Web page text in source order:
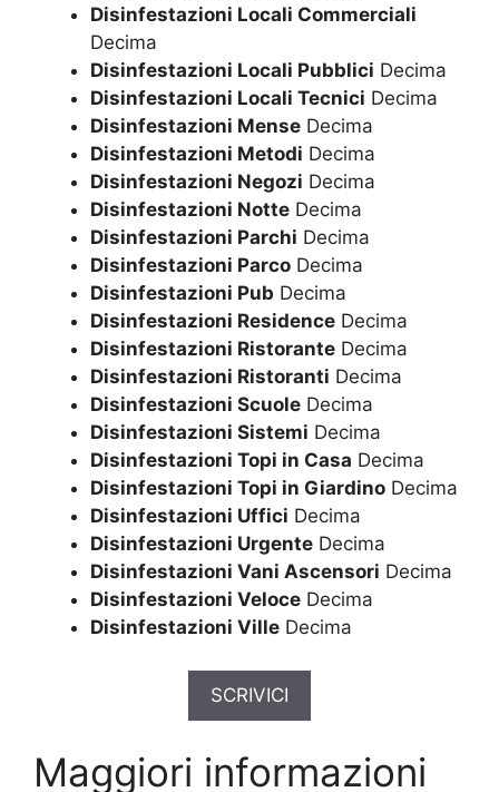
Disinfestazioni Locali Commerciali
Decima
Disinfestazioni Locali Pubblici Decima
Disinfestazioni Locali Tecnici Decima
Disinfestazioni Mense Decima
Disinfestazioni Metodi Decima
Disinfestazioni Negozi Decima
Disinfestazioni Notte Decima
Disinfestazioni Parchi Decima
Disinfestazioni Parco Decima
Disinfestazioni Pub Decima
Disinfestazioni Residence Decima
Disinfestazioni Ristorante Decima
Disinfestazioni Ristoranti Decima
Disinfestazioni Scuole Decima
Disinfestazioni Sistemi Decima
Disinfestazioni Topi in Casa Decima
Disinfestazioni Topi in Giardino Decima
Disinfestazioni Uffici Decima
Disinfestazioni Urgente Decima
Disinfestazioni Vani Ascensori Decima
Disinfestazioni Veloce Decima
Disinfestazioni Ville Decima
SCRIVICI
Maggiori informazioni